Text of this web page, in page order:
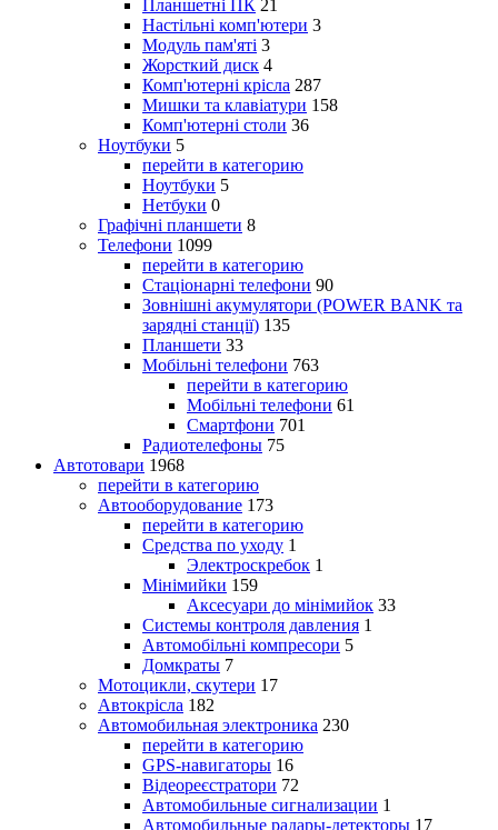
Планшетні ПК 21
Настільні комп'ютери 3
Модуль пам'яті 3
Жорсткий диск 4
Комп'ютерні крісла 287
Мишки та клавіатури 158
Комп'ютерні столи 36
Ноутбуки 5
перейти в категорию
Ноутбуки 5
Нетбуки 0
Графічні планшети 8
Телефони 1099
перейти в категорию
Стаціонарні телефони 90
Зовнішні акумулятори (POWER BANK та
зарядні станції) 135
Планшети 33
Мобільні телефони 763
перейти в категорию
Мобільні телефони 61
Смартфони 701
Радиотелефоны 75
Автотовари 1968
перейти в категорию
Автооборудование 173
перейти в категорию
Средства по уходу 1
Электроскребок 1
Мінімийки 159
Аксесуари до мінімийок 33
Системы контроля давления 1
Автомобільні компресори 5
Домкраты 7
Мотоцикли, скутери 17
Автокрісла 182
Автомобильная электроника 230
перейти в категорию
GPS-навигаторы 16
Відеореєстратори 72
Автомобильные сигнализации 1
Автомобильные радары-детекторы 17